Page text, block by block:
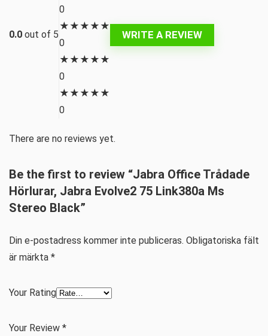
0.0 out of 5
0
★ ★ ★ ★ ★
0
★ ★ ★ ★ ★
0
★ ★ ★ ★ ★
0
WRITE A REVIEW
There are no reviews yet.
Be the first to review “Jabra Office Trådade
Hörlurar, Jabra Evolve2 75 Link380a Ms
Stereo Black”
Din e-postadress kommer inte publiceras. Obligatoriska fält
är märkta *
Your Rating
Your Review *